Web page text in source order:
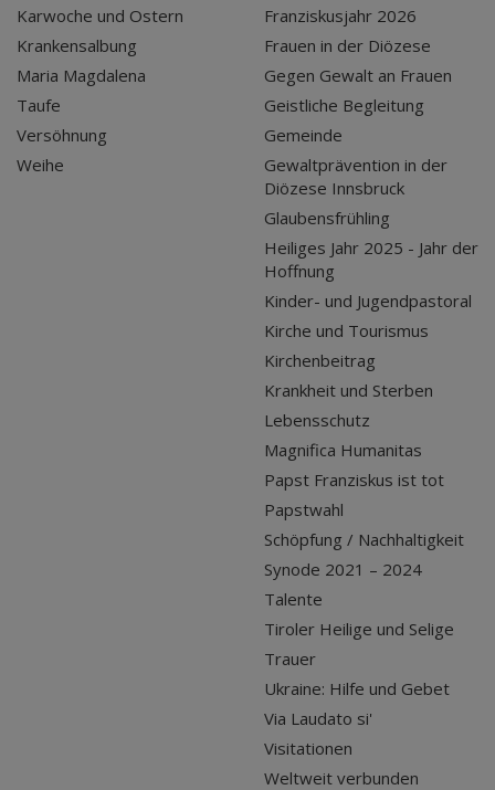
Karwoche und Ostern
Krankensalbung
Maria Magdalena
Taufe
Versöhnung
Weihe
Franziskusjahr 2026
Frauen in der Diözese
Gegen Gewalt an Frauen
Geistliche Begleitung
Gemeinde
Gewaltprävention in der
Diözese Innsbruck
Glaubensfrühling
Heiliges Jahr 2025 - Jahr der
Hoffnung
Kinder- und Jugendpastoral
Kirche und Tourismus
Kirchenbeitrag
Krankheit und Sterben
Lebensschutz
Magnifica Humanitas
Papst Franziskus ist tot
Papstwahl
Schöpfung / Nachhaltigkeit
Synode 2021 – 2024
Talente
Tiroler Heilige und Selige
Trauer
Ukraine: Hilfe und Gebet
Via Laudato si'
Visitationen
Weltweit verbunden